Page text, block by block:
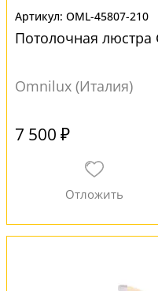
OML-45807-210
Потолочная люстра
Omnilux (Италия)
7 500 ₽